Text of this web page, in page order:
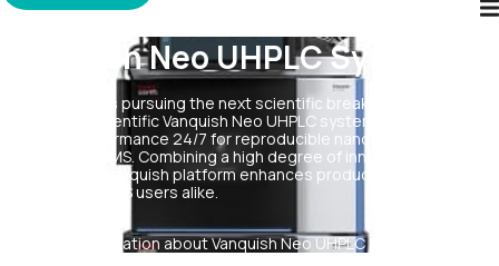
Vanquish Neo UHPLC System
For researchers pursuing the next scientific breakthrough,
the Thermo Scientific Vanquish Neo UHPLC system delivers
maximum performance 24/7 for reproducible nano-, capillary-, and
micro-flow LC-MS. Combining a high degree of innovation with the
best-in-class Vanquish platform enhances productivity for novice
and expert LC-MS users alike.
Find more information about Vanquish Neo UHPLC System